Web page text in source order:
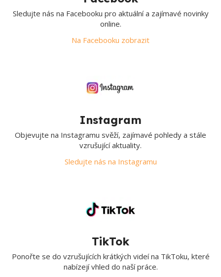
Sledujte nás na Facebooku pro aktuální a zajímavé novinky
online.
Na Facebooku zobrazit
Instagram
Objevujte na Instagramu svěží, zajímavé pohledy a stále
vzrušující aktuality.
Sledujte nás na Instagramu
TikTok
Ponořte se do vzrušujících krátkých videí na TikToku, které
nabízejí vhled do naší práce.